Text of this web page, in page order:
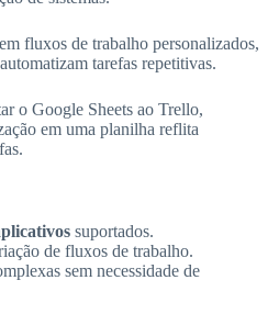
fluxos de trabalho personalizados,
tarefas repetitivas.
o Google Sheets ao Trello,
em uma planilha reflita
suportados.
de fluxos de trabalho.
sem necessidade de